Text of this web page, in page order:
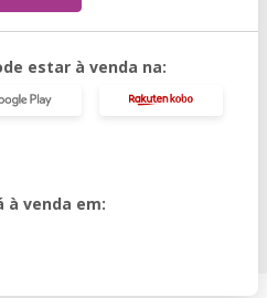
estar à venda na:
à venda em: